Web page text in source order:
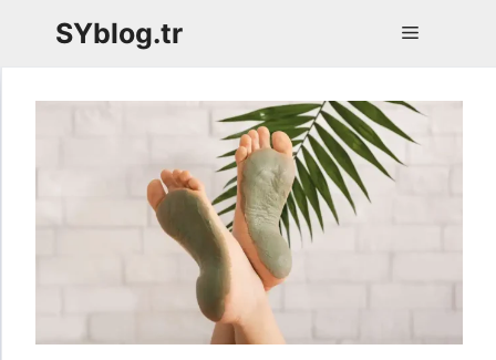
SYblog.tr Menü